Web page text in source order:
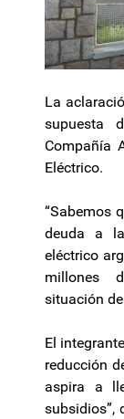
La
supuesta
Compañía
Eléctrico.
“Sabemos
deuda a
eléctrico
millones
situación
El
reducción
aspira a
subsidios”,